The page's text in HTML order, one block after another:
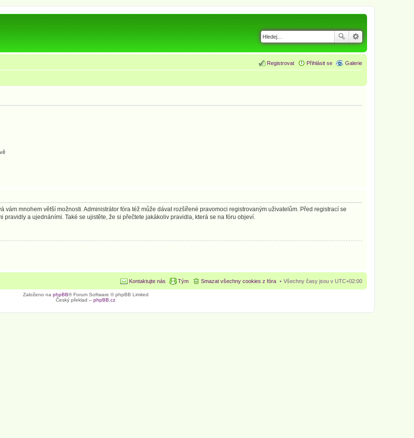
Galerie
Přihlásit se
Registrovat
vám mnohem větší možnosti. Administrátor fóra též může dávat rozšířené pravomoci registrovaným uživatelům. Před registrací se
a ujednáními. Také se ujistěte, že si přečtete jakákoliv pravidla, která se na fóru objeví.
Všechny časy jsou v UTC+02:00
Smazat všechny cookies z fóra
Tým
Kontaktujte nás
Založeno na phpBB® Forum Software © phpBB Limited
Český překlad – phpBB.cz